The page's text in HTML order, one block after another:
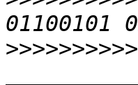
>>>>>>>>>>